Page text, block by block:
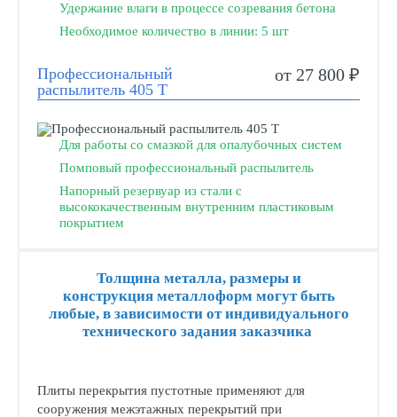
Удержание влаги в процессе созревания бетона
Необходимое количество в линии: 5 шт
Профессиональный
распылитель 405 Т
от 27 800 ₽
Для работы со смазкой для опалубочных систем
Помповый профессиональный распылитель
Напорный резервуар из стали с
высококачественным внутренним пластиковым
покрытием
Толщина металла, размеры и
конструкция металлоформ могут быть
любые, в зависимости от индивидуального
технического задания заказчика
Плиты перекрытия пустотные применяют для
сооружения межэтажных перекрытий при